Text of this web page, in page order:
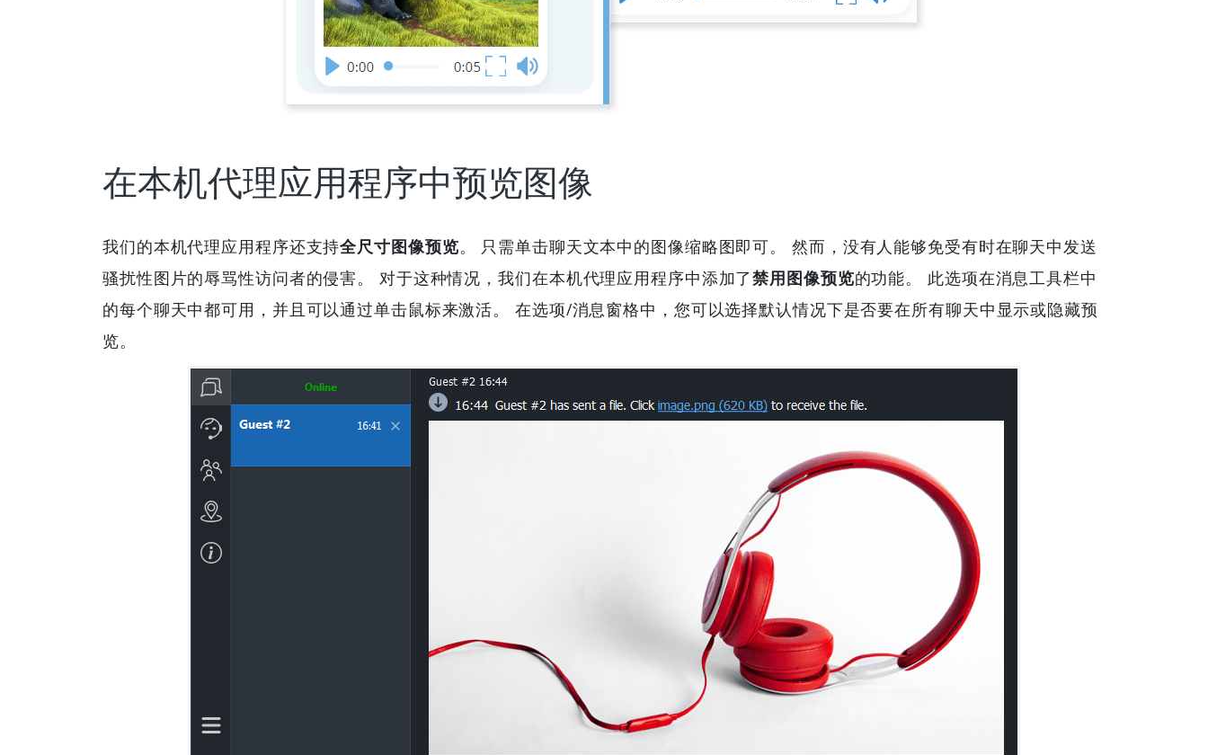
在本机代理应用程序中预览图像
我们的本机代理应用程序还支持全尺寸图像预览。 只需单击聊天文本中的图像缩略图即可。 然而，没有人能够免受有时在聊天中发送
骚扰性图片的辱骂性访问者的侵害。 对于这种情况，我们在本机代理应用程序中添加了禁用图像预览的功能。 此选项在消息工具栏中
的每个聊天中都可用，并且可以通过单击鼠标来激活。 在选项/消息窗格中，您可以选择默认情况下是否要在所有聊天中显示或隐藏预
览。